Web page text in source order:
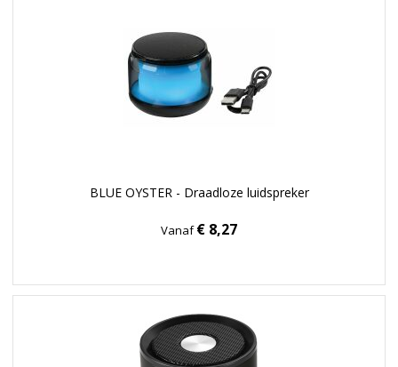
BLUE OYSTER - Draadloze luidspreker
Vanaf€ 8,27